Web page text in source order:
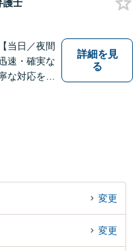
護士
当日／夜間
速・確実な
な対応をい
。
詳細を見
る
変更
変更